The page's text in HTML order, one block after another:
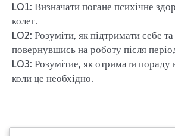
LO1: Визначати погане психічне
колег.
LO2: Розуміти, як підтримати себе та
повернувшись на роботу після
LO3: Розумітие, як отримати пораду
коли це необхідно.